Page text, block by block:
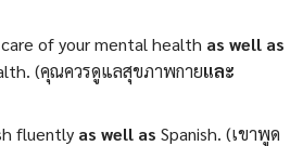
of your mental health as well as
(คุณควรดูแลสุขภาพกายและ
fluently as well as Spanish. (เขาพูด